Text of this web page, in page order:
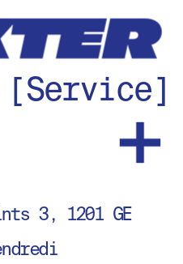
3, 1201 GE